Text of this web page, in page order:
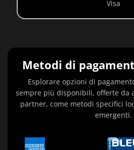
Visa
Metodi di
Esplorare opzioni di
sempre più disponibili, offerte da
partner, come metodi specifici
emergenti.